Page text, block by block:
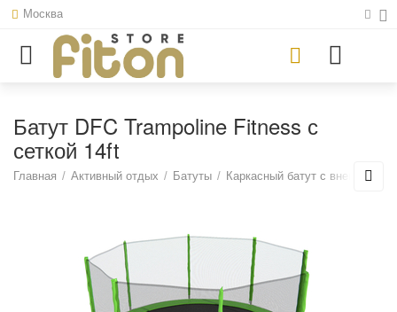
Москва
Батут DFC Trampoline Fitness с
сеткой 14ft
Главная / Активный отдых / Батуты / Каркасный батут с внешней